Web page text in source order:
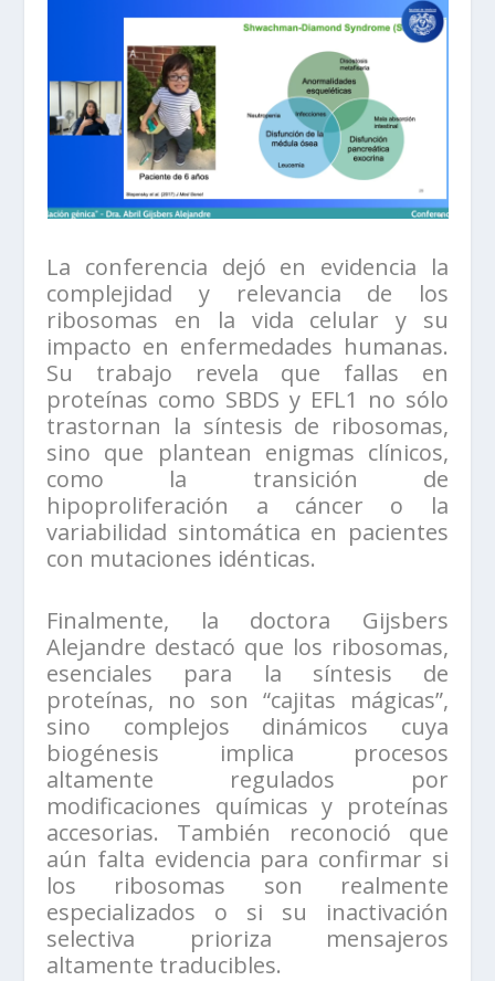
La conferencia dejó en evidencia la
complejidad y relevancia de los
ribosomas en la vida celular y su
impacto en enfermedades humanas.
Su trabajo revela que fallas en
proteínas como SBDS y EFL1 no sólo
trastornan la síntesis de ribosomas,
sino que plantean enigmas clínicos,
como la transición de
hipoproliferación a cáncer o la
variabilidad sintomática en pacientes
con mutaciones idénticas.
Finalmente, la doctora Gijsbers
Alejandre destacó que los ribosomas,
esenciales para la síntesis de
proteínas, no son “cajitas mágicas”,
sino complejos dinámicos cuya
biogénesis implica procesos
altamente regulados por
modificaciones químicas y proteínas
accesorias. También reconoció que
aún falta evidencia para confirmar si
los ribosomas son realmente
especializados o si su inactivación
selectiva prioriza mensajeros
altamente traducibles.